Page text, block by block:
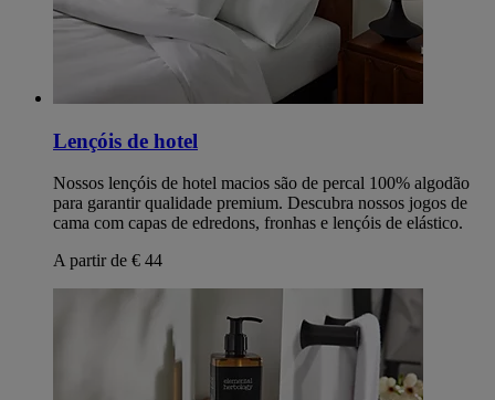
Lençóis de hotel
Nossos lençóis de hotel macios são de percal 100% algodão
para garantir qualidade premium. Descubra nossos jogos de
cama com capas de edredons, fronhas e lençóis de elástico.
A partir de € 44